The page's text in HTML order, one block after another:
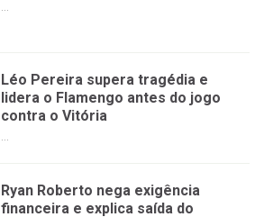
...
Léo Pereira supera tragédia e
lidera o Flamengo antes do jogo
contra o Vitória
Ryan Roberto nega exigência
financeira e explica saída do